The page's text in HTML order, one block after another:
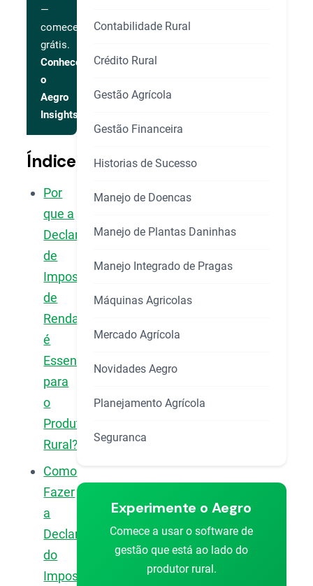
—
comece
grátis.
Conhecer
o
Aegro
Insights
Índice
Por
que a
Declaração
de
Imposto
de
Renda
é
Essencial
para
o
Produtor
Rural?
Como
Fazer
a
Declaração
do
Imposto
Contabilidade Rural
Crédito Rural
Gestão Agrícola
Gestão Financeira
Historias de Sucesso
Manejo de Doencas
Manejo de Plantas Daninhas
Manejo Integrado de Pragas
Máquinas Agricolas
Mercado Agrícola
Novidades Aegro
Planejamento Agrícola
Seguranca
Experimente o Aegro
Comece a usar o software de
gestão que está ao lado do
produtor rural.